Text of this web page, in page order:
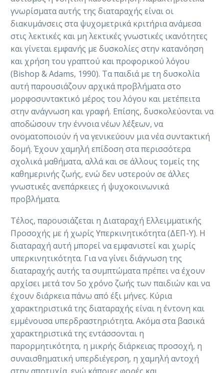
γνωρίσματα αυτής της διαταραχής είναι οι
διακυμάνσεις στα ψυχομετρικά κριτήρια ανάμεσα
στις λεκτικές και μη λεκτικές γνωστικές ικανότητες
και γίνεται εμφανής με δυσκολίες στην κατανόηση
και χρήση του γραπτού και προφορικού λόγου
(Bishop & Adams, 1990). Τα παιδιά με τη δυσκολία
αυτή παρουσιάζουν αρχικά προβλήματα στο
μορφοσυντακτικό μέρος του λόγου και μετέπειτα
στην ανάγνωση και γραφή. Επίσης, δυσκολεύονται να
αποδώσουν την έννοια νέων λέξεων, να
ονοματοποιούν ή να γενικεύουν μια νέα συντακτική
δομή. Έχουν χαμηλή επίδοση στα περισσότερα
σχολικά μαθήματα, αλλά και σε άλλους τομείς της
καθημερινής ζωής, ενώ δεν υστερούν σε άλλες
γνωστικές ανεπάρκειες ή ψυχοκοινωνικά
προβλήματα.
Τέλος, παρουσιάζεται η Διαταραχή Ελλειμματικής
Προσοχής με ή χωρίς Υπερκινητικότητα (ΔΕΠ-Υ). Η
διαταραχή αυτή μπορεί να εμφανιστεί και χωρίς
υπερκινητικότητα. Για να γίνει διάγνωση της
διαταραχής αυτής τα συμπτώματα πρέπει να έχουν
αρχίσει μετά τον 5ο χρόνο ζωής των παιδιών και να
έχουν διάρκεια πάνω από έξι μήνες. Κύρια
χαρακτηριστικά της διαταραχής είναι η έντονη και
εμμένουσα υπερδραστηριότητα. Ακόμα στα βασικά
χαρακτηριστικά της εντάσσονται η
παρορμητικότητα, η μικρής διάρκειας προσοχή, η
συναισθηματική υπερδιέγερση, η χαμηλή αντοχή